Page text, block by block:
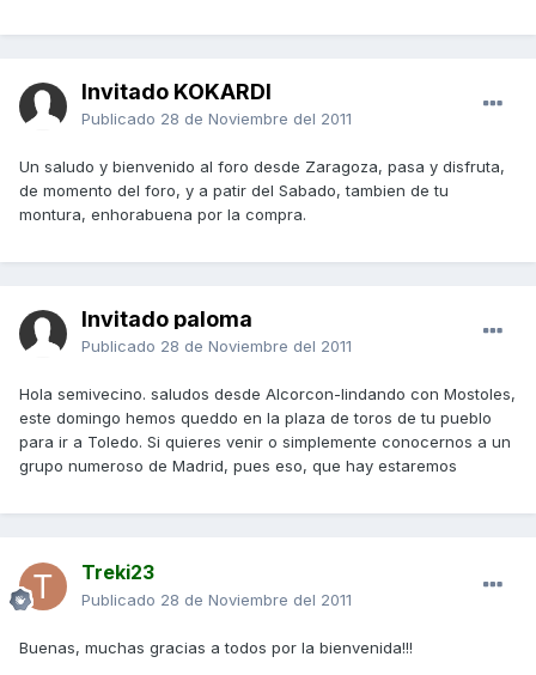
Invitado KOKARDI
Publicado 28 de Noviembre del 2011
Un saludo y bienvenido al foro desde Zaragoza, pasa y disfruta,
de momento del foro, y a patir del Sabado, tambien de tu
montura, enhorabuena por la compra.
Invitado paloma
Publicado 28 de Noviembre del 2011
Hola semivecino. saludos desde Alcorcon-lindando con Mostoles,
este domingo hemos queddo en la plaza de toros de tu pueblo
para ir a Toledo. Si quieres venir o simplemente conocernos a un
grupo numeroso de Madrid, pues eso, que hay estaremos
Treki23
Publicado 28 de Noviembre del 2011
Buenas, muchas gracias a todos por la bienvenida!!!